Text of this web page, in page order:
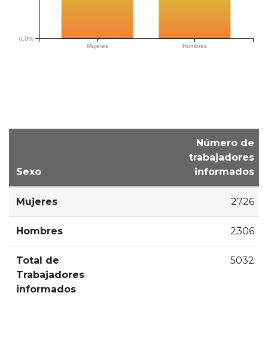
Mujeres Hombres
0.0%
Sexo
Número de
trabajadores
informados
Mujeres 2726
Hombres 2306
Total de
Trabajadores
informados
5032